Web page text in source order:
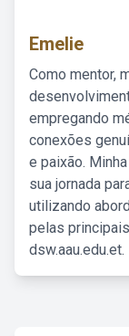
Emelie
Como mentor,
empregando
conexões
e paixão.
sua jornada
utilizando
pelas
dsw.aau.edu.et.